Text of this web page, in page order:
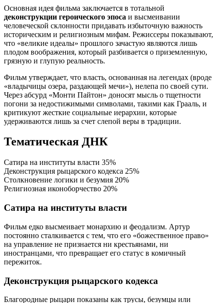
Основная идея фильма заключается в тотальной
деконструкции героического эпоса и высмеивании
человеческой склонности придавать избыточную важность
историческим и религиозным мифам. Режиссеры показывают,
что «великие идеалы» прошлого зачастую являются лишь
плодом воображения, который разбивается о приземленную,
грязную и глупую реальность.
Фильм утверждает, что власть, основанная на легендах (вроде
«владычицы озера, раздающей мечи»), нелепа по своей сути.
Через абсурд «Монти Пайтон» доносят мысль о тщетности
погони за недостижимыми символами, такими как Грааль, и
критикуют жесткие социальные иерархии, которые
удерживаются лишь за счет слепой веры в традиции.
Тематическая ДНК
Сатира на институты власти 35%
Деконструкция рыцарского кодекса 25%
Столкновение логики и безумия 20%
Религиозная иконоборчество 20%
Сатира на институты власти
Фильм едко высмеивает монархию и феодализм. Артур
постоянно сталкивается с тем, что его «божественное право»
на управление не признается ни крестьянами, ни
иностранцами, что превращает его статус в комичный
пережиток.
Деконструкция рыцарского кодекса
Благородные рыцари показаны как трусы, безумцы или